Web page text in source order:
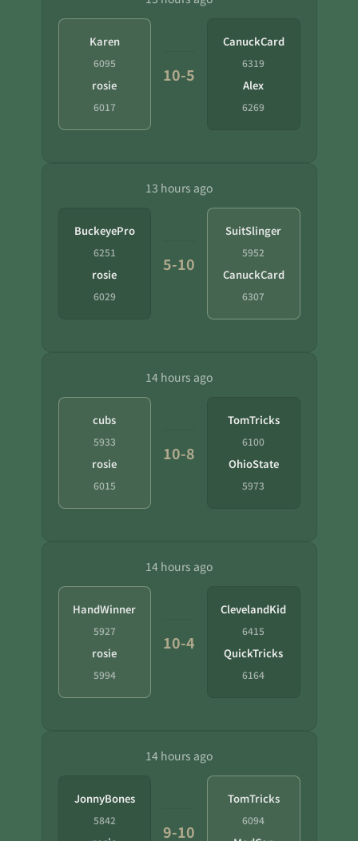
Karen
6095
rosie
6017
10-5
CanuckCard
6319
Alex
6269
13 hours ago
BuckeyePro
6251
rosie
6029
5-10
SuitSlinger
5952
CanuckCard
6307
14 hours ago
cubs
5933
rosie
6015
10-8
TomTricks
6100
OhioState
5973
14 hours ago
HandWinner
5927
rosie
5994
10-4
ClevelandKid
6415
QuickTricks
6164
14 hours ago
JonnyBones
5842
9-10
TomTricks
6094